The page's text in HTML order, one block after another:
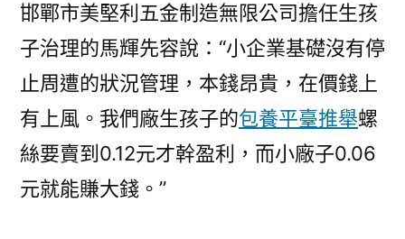
邯鄲市美堅利五金制造無限公司擔任生孩
子治理的馬輝先容說：“小企業基礎沒有停
止周遭的狀況管理，本錢昂貴，在價錢上
有上風。我們廠生孩子的包養平臺推舉螺
絲要賣到0.12元才幹盈利，而小廠子0.06
元就能賺大錢。”